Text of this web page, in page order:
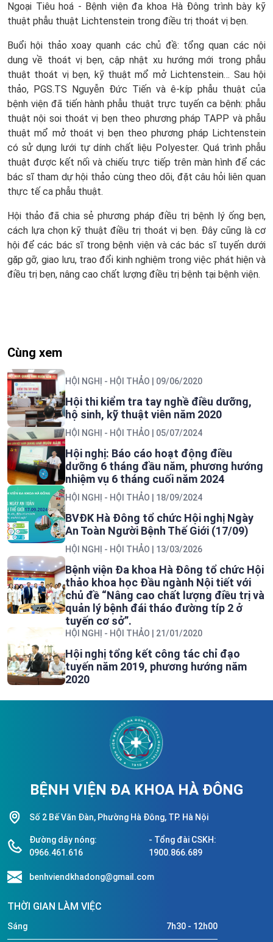
Ngoại Tiêu hoá - Bệnh viện đa khoa Hà Đông trình bày kỹ
thuật phẫu thuật Lichtenstein trong điều trị thoát vị bẹn.
Buổi hội thảo xoay quanh các chủ đề: tổng quan các nội
dung về thoát vị bẹn, cập nhật xu hướng mới trong phẫu
thuật thoát vị bẹn, kỹ thuật mổ mở Lichtenstein… Sau hội
thảo, PGS.TS Nguyễn Đức Tiến và ê-kíp phẫu thuật của
bệnh viện đã tiến hành phẫu thuật trực tuyến ca bệnh: phẫu
thuật nội soi thoát vị bẹn theo phương pháp TAPP và phẫu
thuật mổ mở thoát vị bẹn theo phương pháp Lichtenstein
có sử dụng lưới tự dính chất liệu Polyester. Quá trình phẫu
thuật được kết nối và chiếu trực tiếp trên màn hình để các
bác sĩ tham dự hội thảo cùng theo dõi, đặt câu hỏi liên quan
thực tế ca phẫu thuật.
Hội thảo đã chia sẻ phương pháp điều trị bệnh lý ống bẹn,
cách lựa chọn kỹ thuật điều trị thoát vị bẹn. Đây cũng là cơ
hội để các bác sĩ trong bệnh viện và các bác sĩ tuyến dưới
gặp gỡ, giao lưu, trao đổi kinh nghiệm trong việc phát hiện và
điều trị bẹn, nâng cao chất lượng điều trị bệnh tại bệnh viện.
Cùng xem
HỘI NGHỊ - HỘI THẢO | 09/06/2020
Hội thi kiểm tra tay nghề điều dưỡng,
hộ sinh, kỹ thuật viên năm 2020
HỘI NGHỊ - HỘI THẢO | 05/07/2024
Hội nghị: Báo cáo hoạt động điều
dưỡng 6 tháng đầu năm, phương hướng
nhiệm vụ 6 tháng cuối năm 2024
HỘI NGHỊ - HỘI THẢO | 18/09/2024
BVĐK Hà Đông tổ chức Hội nghị Ngày
An Toàn Người Bệnh Thế Giới (17/09)
HỘI NGHỊ - HỘI THẢO | 13/03/2026
Bệnh viện Đa khoa Hà Đông tổ chức Hội
thảo khoa học Đầu ngành Nội tiết với
chủ đề “Nâng cao chất lượng điều trị và
quản lý bệnh đái tháo đường típ 2 ở
tuyến cơ sở”.
HỘI NGHỊ - HỘI THẢO | 21/01/2020
Hội nghị tổng kết công tác chỉ đạo
tuyến năm 2019, phương hướng năm
2020
BỆNH VIỆN ĐA KHOA HÀ ĐÔNG
Số 2 Bế Văn Đàn, Phường Hà Đông, TP. Hà Nội
Đường dây nóng:
0966.461.616
- Tổng đài CSKH:
1900.866.689
benhviendkhadong@gmail.com
THỜI GIAN LÀM VIỆC
Sáng 7h30 - 12h00